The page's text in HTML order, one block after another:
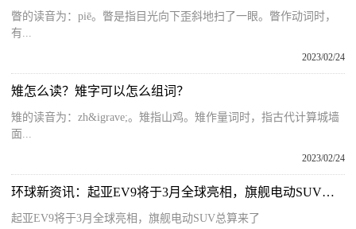
瞥的读音为：piē。瞥是指目光向下歪斜地扫了一眼。瞥作动词时，
有...
2023/02/24
雉怎么读？雉字可以怎么组词？
雉的读音为：zh&igrave;。雉指山鸡。雉作量词时，指古代计算城墙
面...
2023/02/24
环球新资讯：起亚EV9将于3月全球亮相，旗舰电动SUV总算来了
起亚EV9将于3月全球亮相，旗舰电动SUV总算来了